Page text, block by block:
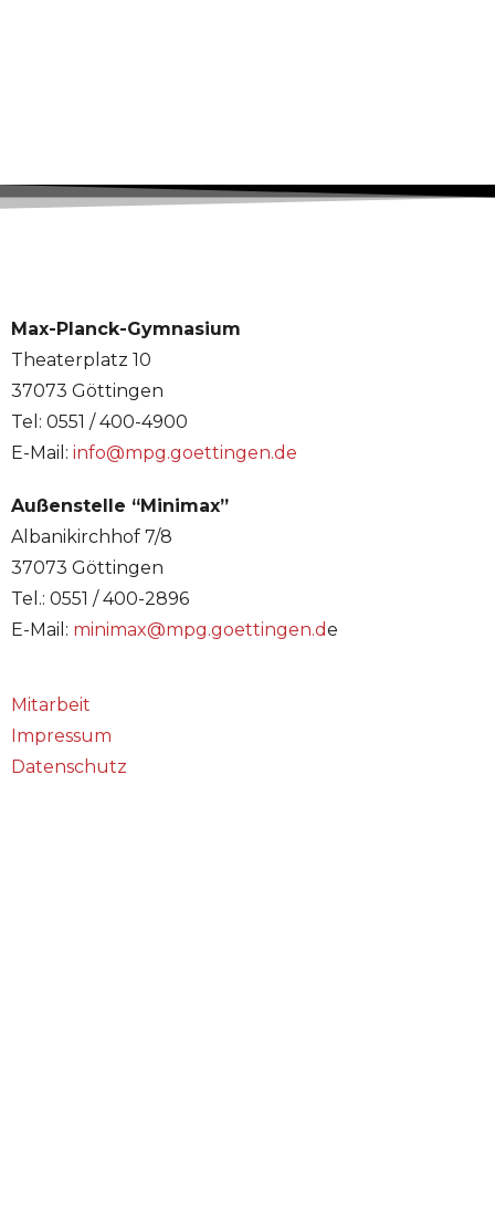
Max-Planck-Gymnasium
Theaterplatz 10
37073 Göttingen
Tel: 0551 / 400-4900
E-Mail: info@mpg.goettingen.de
Außenstelle “Minimax”
Albanikirchhof 7/8
37073 Göttingen
Tel.: 0551 / 400-2896
E-Mail: minimax@mpg.goettingen.de
Mitarbeit
Impressum
Datenschutz